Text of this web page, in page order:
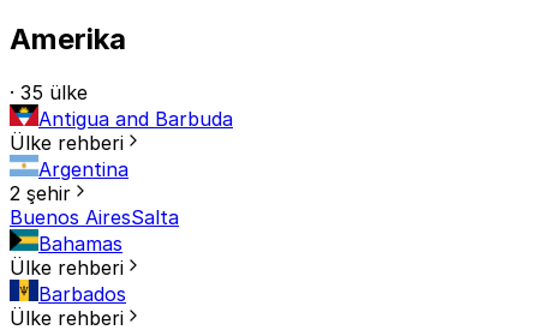
Amerika
· 35 ülke
Antigua and Barbuda
Ülke rehberi
Argentina
2 şehir
Buenos AiresSalta
Bahamas
Ülke rehberi
Barbados
Ülke rehberi